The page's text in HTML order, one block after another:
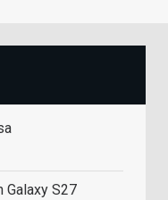
Galaxy S27